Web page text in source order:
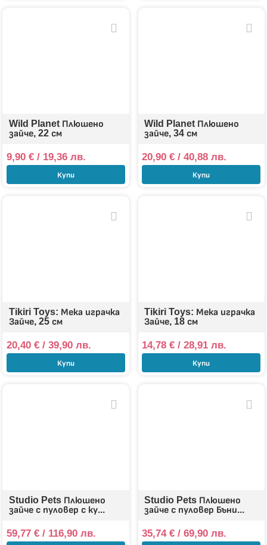
Wild Planet Плюшено
зайче, 22 см
9,90 €/ 19,36 лв.
Купи
Wild Planet Плюшено
зайче, 34 см
20,90 €/ 40,88 лв.
Купи
Tikiri Toys: Мека играчка
Зайче, 25 см
20,40 €/ 39,90 лв.
Купи
Tikiri Toys: Мека играчка
Зайче, 18 см
14,78 €/ 28,91 лв.
Купи
Studio Pets Плюшено
зайче с пуловер с ку...
59,77 €/ 116,90 лв.
Studio Pets Плюшено
зайче с пуловер Бъни...
35,74 €/ 69,90 лв.